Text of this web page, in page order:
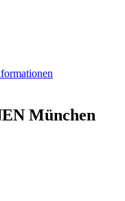
München